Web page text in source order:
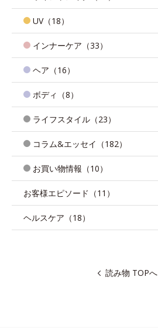
UV（18）
インナーケア（33）
ヘア（16）
ボディ（8）
ライフスタイル（23）
コラム&エッセイ（182）
お買い物情報（10）
お客様エピソード（11）
ヘルスケア（18）
読み物 TOPへ